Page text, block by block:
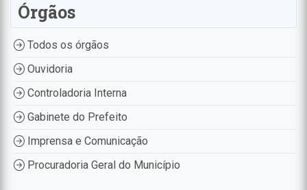
Órgãos
Todos os órgãos
Ouvidoria
Controladoria Interna
Gabinete do Prefeito
Imprensa e Comunicação
Procuradoria Geral do Município